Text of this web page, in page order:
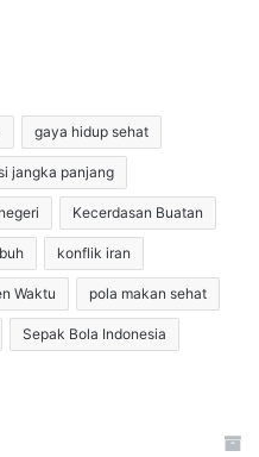
gaya hidup sehat
jangka panjang
Kecerdasan Buatan
konflik iran
Waktu pola makan sehat
Sepak Bola Indonesia